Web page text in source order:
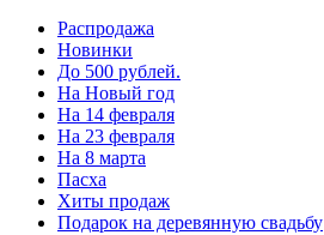
Распродажа
Новинки
До 500 рублей.
На Новый год
На 14 февраля
На 23 февраля
На 8 марта
Пасха
Хиты продаж
Подарок на деревянную свадьбу